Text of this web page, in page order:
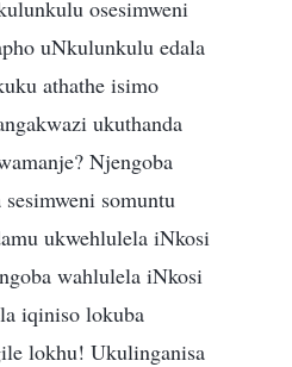
osesimweni
uNkulunkulu edala
athathe isimo
ukuthanda
Njengoba
somuntu
ukwehlulela iNkosi
wahlulela iNkosi
iqiniso lokuba
lokhu! Ukulinganisa